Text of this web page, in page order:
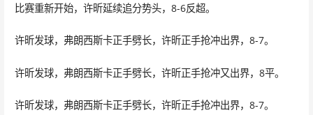
比赛重新开始，许昕延续追分势头，8-6反超。
许昕发球，弗朗西斯卡正手劈长，许昕正手抢冲出界，8-7。
许昕发球，弗朗西斯卡正手劈长，许昕正手抢冲又出界，8平。
许昕发球，弗朗西斯卡正手劈长，许昕正手抢冲出界，8-7。